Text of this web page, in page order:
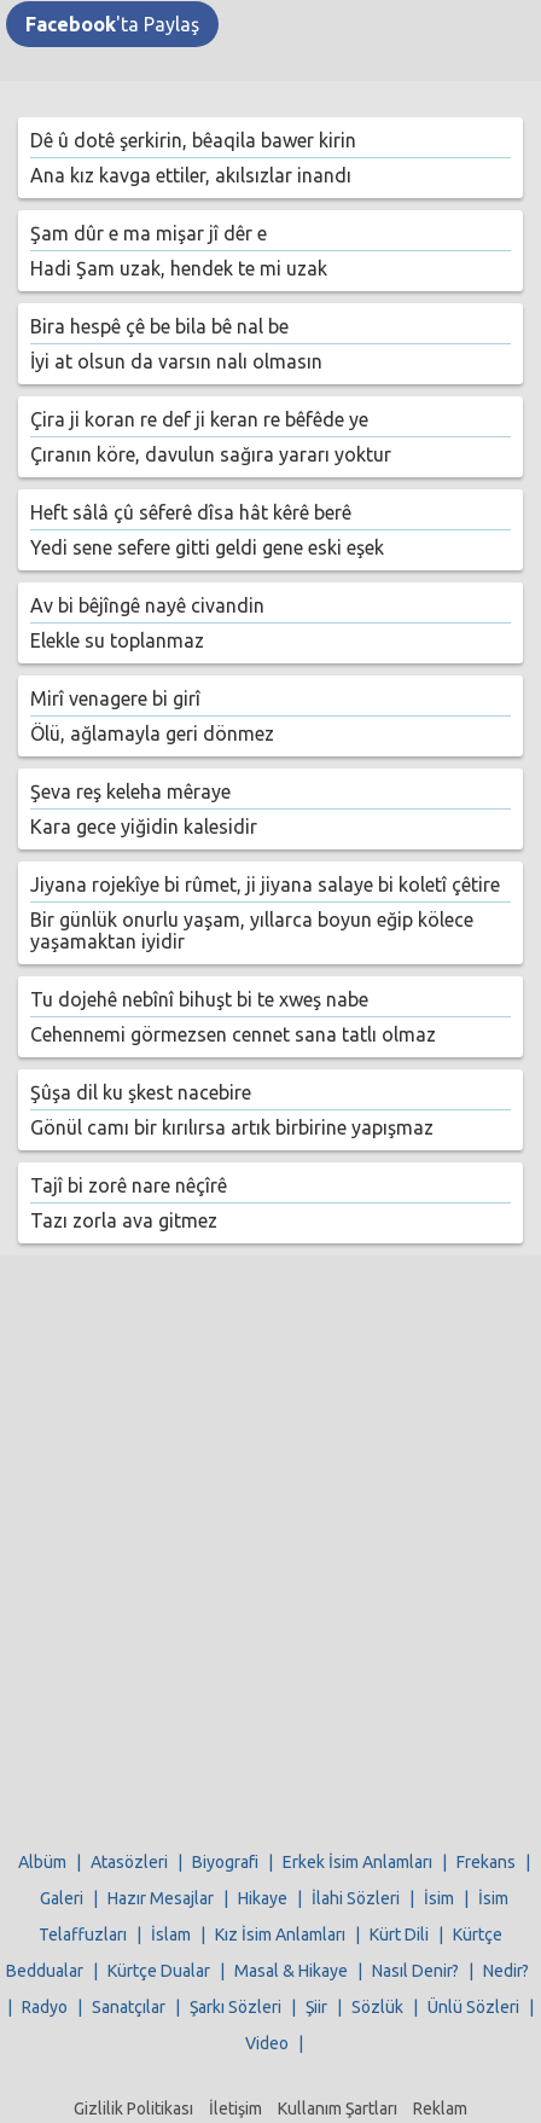
Facebook'ta Paylaş
Dê û dotê şerkirin, bêaqila bawer kirin
Ana kız kavga ettiler, akılsızlar inandı
Şam dûr e ma mişar jî dêr e
Hadi Şam uzak, hendek te mi uzak
Bira hespê çê be bila bê nal be
İyi at olsun da varsın nalı olmasın
Çira ji koran re def ji keran re bêfêde ye
Çıranın köre, davulun sağıra yararı yoktur
Heft sâlâ çû sêferê dîsa hât kêrê berê
Yedi sene sefere gitti geldi gene eski eşek
Av bi bêjîngê nayê civandin
Elekle su toplanmaz
Mirî venagere bi girî
Ölü, ağlamayla geri dönmez
Şeva reş keleha mêraye
Kara gece yiğidin kalesidir
‎Jiyana rojekîye bi rûmet, ji jiyana salaye bi koletî çêtire
Bir günlük onurlu yaşam, yıllarca boyun eğip kölece
yaşamaktan iyidir
Tu dojehê nebînî bihuşt bi te xweş nabe
Cehennemi görmezsen cennet sana tatlı olmaz
Şûşa dil ku şkest nacebire
Gönül camı bir kırılırsa artık birbirine yapışmaz
Tajî bi zorê nare nêçîrê
Tazı zorla ava gitmez
Albüm Atasözleri Biyografi Erkek İsim Anlamları Frekans
Galeri
Hazır Mesajlar Hikaye İlahi Sözleri İsim
İsim
Telaffuzları
İslam Kız İsim Anlamları Kürt Dili
Kürtçe
Beddualar
Kürtçe Dualar Masal & Hikaye Nasıl Denir?
Nedir?
Radyo Sanatçılar Şarkı Sözleri Şiir Sözlük Ünlü Sözleri
Video
Gizlilik Politikası İletişim Kullanım Şartları Reklam